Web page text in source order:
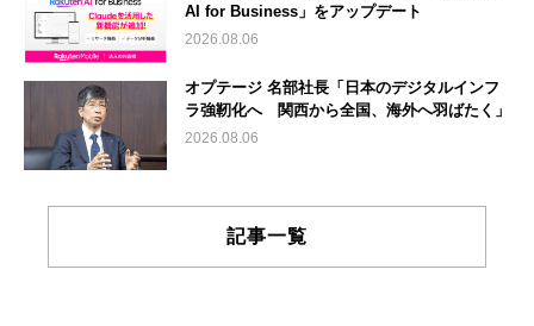
AI for Business」をアップデート
2026.08.06
オプテージ 名部社長「日本のデジタルインフ
ラ強靭化へ 関西から全国、海外へ羽ばたく」
2026.08.06
記事一覧